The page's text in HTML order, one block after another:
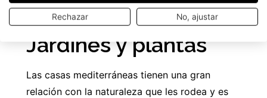
Jardines y plantas
Las casas mediterráneas tienen una gran
relación con la naturaleza que les rodea y es
Rechazar No, ajustar